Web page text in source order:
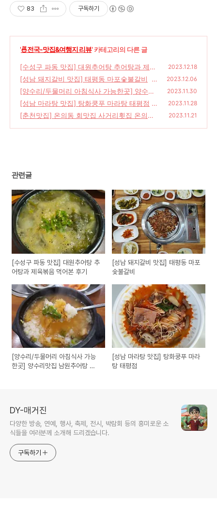
83 구독하기
'🍜전국-맛집&여행지 리뷰' 카테고리의 다른 글
[수성구 파동 맛집] 대원추어탕 추어탕과 제육
볶음 먹어본 후기
(193)
2023.12.18
[성남 돼지갈비 맛집] 태평동 마포숯불갈비
(2
25)
2023.12.06
[양수리/두물머리 아침식사 가능한곳] 양수리
맛집 남원추어탕 황태해장국
(158)
2023.11.30
[성남 마라탕 맛집] 탕화쿵푸 마라탕 태평점
(1
72)
2023.11.28
[춘천맛집] 온의동 회맛집 사거리횟집 온의점 2023.11.21
관련글
[수성구 파동 맛집] 대원추어탕 추
어탕과 제육볶음 먹어본 후기
[성남 돼지갈비 맛집] 태평동 마포
숯불갈비
[양수리/두물머리 아침식사 가능
한곳] 양수리맛집 남원추어탕 황
[성남 마라탕 맛집] 탕화쿵푸 마라
탕 태평점
DY-매거진
다양한 방송, 연예, 행사, 축제, 전시, 박람회 등의 흥미로운 소
식들을 여러분께 소개해 드리겠습니다.
구독하기